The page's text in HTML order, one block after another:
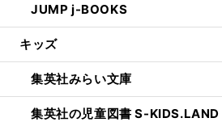
JUMP j-BOOKS
キッズ
集英社みらい文庫
集英社の児童図書 S-KIDS.LAND